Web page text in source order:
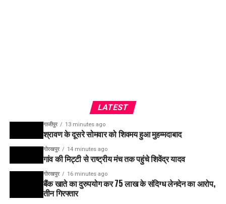
LATEST
गाजीपुर 13 minutes ago
श्रावण के दूसरे सोमवार को शिवमय हुआ मुहम्मदाबाद
गोरखपुर 14 minutes ago
गांव की मिट्टी से राष्ट्रीय मंच तक पहुंचे शिवेंद्र यादव
गोरखपुर 16 minutes ago
बैंक खाते का दुरुपयोग कर 75 लाख के संदिग्ध लेनदेन का आरोप,
तीन गिरफ्तार